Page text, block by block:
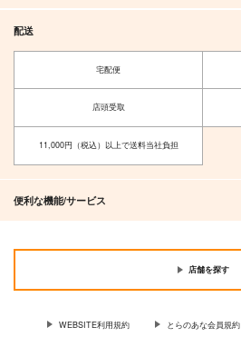
配送
宅配便
店頭受取
11,000円（税込）以上で送料当社負担
便利な機能/サービス
店舗を探す
WEBSITE利用規約 とらのあな会員規約